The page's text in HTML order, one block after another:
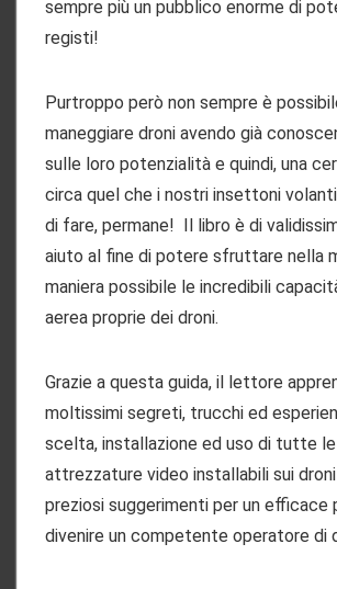
sempre più un pubblico enorme di
registi!
Purtroppo però non sempre è
maneggiare droni avendo già
sulle loro potenzialità e quindi, una
circa quel che i nostri insettoni
di fare, permane! Il libro è di
aiuto al fine di potere sfruttare nella
maniera possibile le incredibili
aerea proprie dei droni.
Grazie a questa guida, il lettore
moltissimi segreti, trucchi ed
scelta, installazione ed uso di tutte
attrezzature video installabili sui
preziosi suggerimenti per un efficace
divenire un competente operatore di